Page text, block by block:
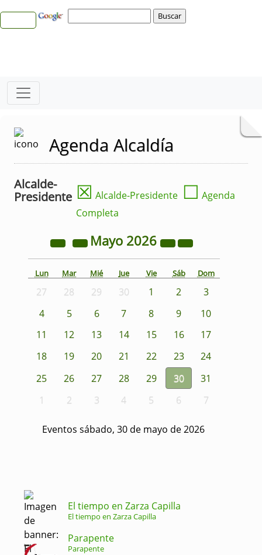
Agenda Alcaldía
Alcalde-
Presidente ☒ Alcalde-Presidente ☐ Agenda
Completa
Mayo 2026
Lun Mar Mié Jue Vie Sáb Dom
27 28 29 30 1 2
3
4
5 6 7 8 9
10
11
12 13 14 15 16
17
18
19 20 21 22 23
24
25
26 27 28 29 30
31
1
2 3 4 5 6 7
Eventos sábado, 30 de mayo de 2026
El tiempo en Zarza Capilla
El tiempo en Zarza Capilla
Parapente
Parapente